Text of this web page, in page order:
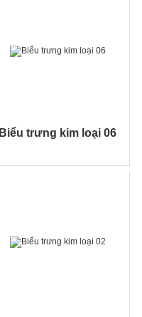
Biểu trưng kim loại 06